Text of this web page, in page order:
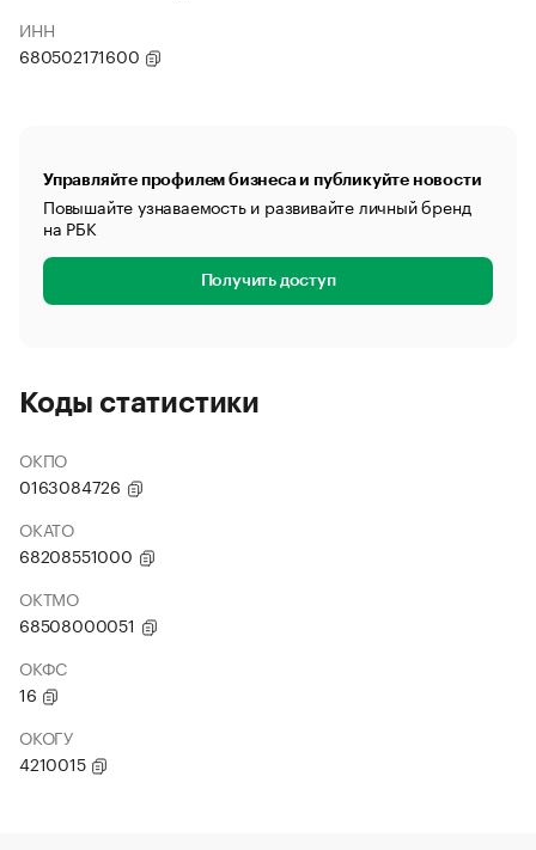
ИНН
680502171600
Управляйте профилем бизнеса и публикуйте новости
Повышайте узнаваемость и развивайте личный бренд
на РБК
Получить доступ
Коды статистики
ОКПО
0163084726
ОКАТО
68208551000
ОКТМО
68508000051
ОКФС
16
ОКОГУ
4210015